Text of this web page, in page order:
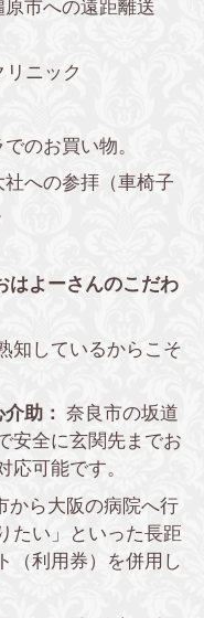
原市への遠距離送
リニック
のお買い物。
への参拝（車椅子
はよーさんのこだわ
知しているからこそ
助： 奈良市の坂道
安全に玄関先までお
可能です。
から大阪の病院へ行
たい」といった長距
（利用券）を併用し